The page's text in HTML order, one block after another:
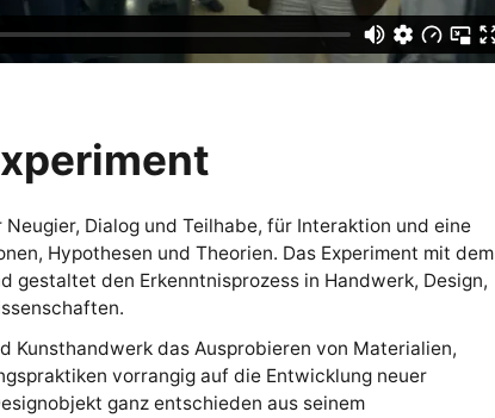
Dialog und Teilhabe, für Interaktion und eine
Hypothesen und Theorien. Das Experiment mit dem
gestaltet den Erkenntnisprozess in Handwerk, Design,
Kunsthandwerk das Ausprobieren von Materialien,
vorrangig auf die Entwicklung neuer
ganz entschieden aus seinem